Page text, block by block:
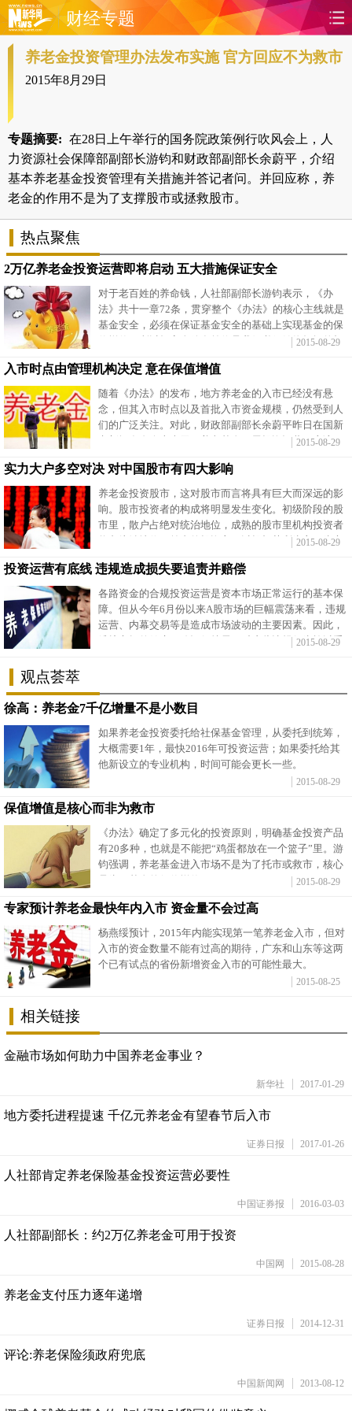
财经专题
首页 时政 国际 财经
时尚 思客 地方 法治
港澳 台湾 华人 汽车
科技 能源 房产 公司
图片 视频 彩票 食品
旅游 健康 信息化 数据
金融 公益 军事 无人机
富媒体 摄影
新华电视中文 新华电视英文 返回PC
养老金投资管理办法发布实施 官方回应不为救市
2015年8月29日
专题摘要: 在28日上午举行的国务院政策例行吹风会上，人
力资源社会保障部副部长游钧和财政部副部长余蔚平，介绍
基本养老基金投资管理有关措施并答记者问。并回应称，养
老金的作用不是为了支撑股市或拯救股市。
热点聚焦
2万亿养老金投资运营即将启动 五大措施保证安全
对于老百姓的养命钱，人社部副部长游钧表示，《办
法》共十一章72条，贯穿整个《办法》的核心主线就是
基金安全，必须在保证基金安全的基础上实现基金的保
值增值，所以把安全放在首位是我们必须始终把握的根
2015-08-29
入市时点由管理机构决定 意在保值增值
随着《办法》的发布，地方养老金的入市已经没有悬
念，但其入市时点以及首批入市资金规模，仍然受到人
们的广泛关注。对此，财政部副部长余蔚平昨日在国新
办新闻发布会上表示，养老基金开展投资运营，应该不
2015-08-29
实力大户多空对决 对中国股市有四大影响
养老金投资股市，这对股市而言将具有巨大而深远的影
响。股市投资者的构成将明显发生变化。初级阶段的股
市里，散户占绝对统治地位，成熟的股市里机构投资者
将占统治地位，前者的投资主要以投机获利为主，为市
2015-08-29
投资运营有底线 违规造成损失要追责并赔偿
各路资金的合规投资运营是资本市场正常运行的基本保
障。但从今年6月份以来A股市场的巨幅震荡来看，违规
运营、内幕交易等是造成市场波动的主要因素。因此，
维护市场的健康平稳运行就需要对这些违规行为施以重
2015-08-29
观点荟萃
徐高：养老金7千亿增量不是小数目
如果养老金投资委托给社保基金管理，从委托到统筹，
大概需要1年，最快2016年可投资运营；如果委托给其
他新设立的专业机构，时间可能会更长一些。
2015-08-29
保值增值是核心而非为救市
《办法》确定了多元化的投资原则，明确基金投资产品
有20多种，也就是不能把“鸡蛋都放在一个篮子”里。游
钧强调，养老基金进入市场不是为了托市或救市，核心
2015-08-29
专家预计养老金最快年内入市 资金量不会过高
杨燕绥预计，2015年内能实现第一笔养老金入市，但对
入市的资金数量不能有过高的期待，广东和山东等这两
个已有试点的省份新增资金入市的可能性最大。
2015-08-25
相关链接
金融市场如何助力中国养老金事业？
新华社 2017-01-29
地方委托进程提速 千亿元养老金有望春节后入市
证券日报 2017-01-26
人社部肯定养老保险基金投资运营必要性
中国证券报 2016-03-03
人社部副部长：约2万亿养老金可用于投资
中国网 2015-08-28
养老金支付压力逐年递增
证券日报 2014-12-31
评论:养老保险须政府兜底
中国新闻网 2013-08-12